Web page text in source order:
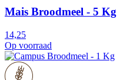
Mais Broodmeel - 5 Kg
14,25
Op voorraad